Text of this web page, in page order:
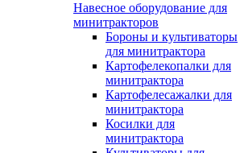
Навесное оборудование для
минитракторов
Бороны и культиваторы
для минитрактора
Картофелекопалки для
минитрактора
Картофелесажалки для
минитрактора
Косилки для
минитрактора